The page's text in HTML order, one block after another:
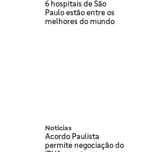
6 hospitais de São
Paulo estão entre os
melhores do mundo
Notícias
Acordo Paulista
permite negociação do